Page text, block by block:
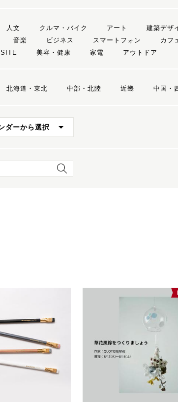
人文 クルマ・バイク アート 建築デザ
音楽 ビジネス スマートフォン カフ
美容・健康 家電 アウトドア
北海道・東北 中部・北陸 近畿 中国・
ダーから選択